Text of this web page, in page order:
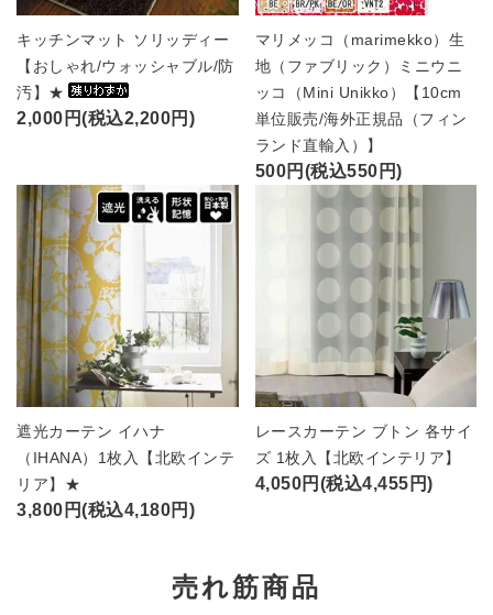
キッチンマット ソリッディー
【おしゃれ/ウォッシャブル/防
汚】★
2,000円(税込2,200円)
マリメッコ（marimekko）生
地（ファブリック）ミニウニ
ッコ（Mini Unikko）【10cm
単位販売/海外正規品（フィン
ランド直輸入）】
500円(税込550円)
遮光カーテン イハナ
（IHANA）1枚入【北欧インテ
リア】★
3,800円(税込4,180円)
レースカーテン ブトン 各サイ
ズ 1枚入【北欧インテリア】
4,050円(税込4,455円)
売れ筋商品